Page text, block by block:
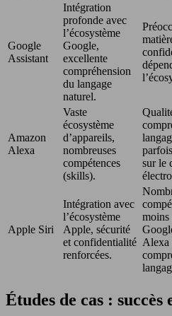
Google
Assistant
Intégration
profonde avec
l’écosystème
Google,
excellente
compréhension
du langage
naturel.
Amazon
Alexa
Vaste
écosystème
d’appareils,
nombreuses
compétences
(skills).
sur le
Apple Siri
Intégration avec
l’écosystème
Apple, sécurité
et confidentialité
renforcées.
moins
Alexa
Études de cas : succès